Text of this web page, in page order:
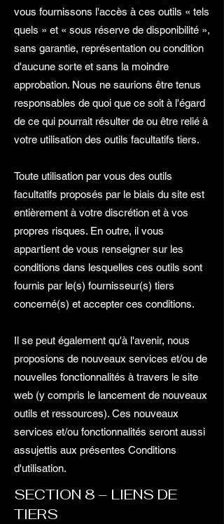
vous fournissons l'accès à ces outils « tels
quels » et « sous réserve de disponibilité »,
sans garantie, représentation ou condition
d'aucune sorte et sans la moindre
approbation. Nous ne saurions être tenus
responsables de quoi que ce soit à l'égard
de ce qui pourrait résulter de ou être relié à
votre utilisation des outils facultatifs tiers.
Toute utilisation par vous des outils
facultatifs proposés par le biais du site est
entièrement à votre discrétion et à vos
propres risques. En outre, il vous
appartient de vous renseigner sur les
conditions dans lesquelles ces outils sont
fournis par le(s) fournisseur(s) tiers
concerné(s) et accepter ces conditions.
Il se peut également qu'à l'avenir, nous
proposions de nouveaux services et/ou de
nouvelles fonctionnalités à travers le site
web (y compris le lancement de nouveaux
outils et ressources). Ces nouveaux
services et/ou fonctionnalités seront aussi
assujettis aux présentes Conditions
d'utilisation.
SECTION 8 – LIENS DE
TIERS